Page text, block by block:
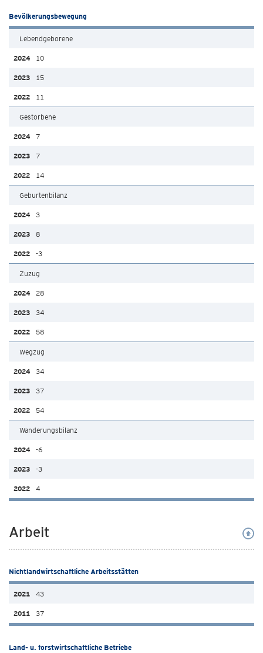
Bevölkerungsbewegung
Lebendgeborene
10
15
11
Gestorbene
7
7
14
Geburtenbilanz
3
8
-3
Zuzug
28
34
58
Wegzug
34
37
54
Wanderungsbilanz
-6
-3
4
Arbeit
Nichtlandwirtschaftliche Arbeitsstätten
43
37
Land- u. forstwirtschaftliche Betriebe